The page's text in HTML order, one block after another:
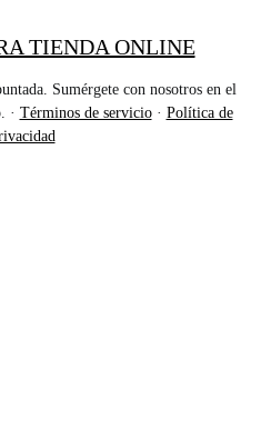
TIENDA ONLINE
Sumérgete con nosotros en el
· Términos de servicio· Política de